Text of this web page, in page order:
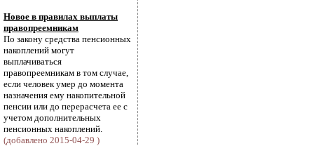
Новое в правилах выплаты
правопреемникам
По закону средства пенсионных
накоплений могут
выплачиваться
правопреемникам в том случае,
если человек умер до момента
назначения ему накопительной
пенсии или до перерасчета ее с
учетом дополнительных
пенсионных накоплений.
(добавлено 2015-04-29 )